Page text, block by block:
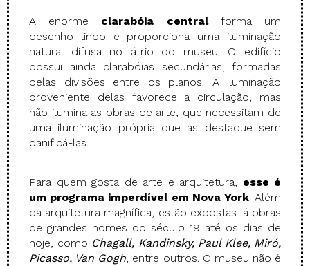
A enorme clarabóia central forma um
desenho lindo e proporciona uma iluminação
natural difusa no átrio do museu. O edifício
possui ainda clarabóias secundárias, formadas
pelas divisões entre os planos. A iluminação
proveniente delas favorece a circulação, mas
não ilumina as obras de arte, que necessitam de
uma iluminação própria que as destaque sem
danificá-las.
Para quem gosta de arte e arquitetura, esse é
um programa imperdível em Nova York. Além
da arquitetura magnífica, estão expostas lá obras
de grandes nomes do século 19 até os dias de
hoje, como Chagall, Kandinsky, Paul Klee, Miró,
Picasso, Van Gogh, entre outros. O museu não é